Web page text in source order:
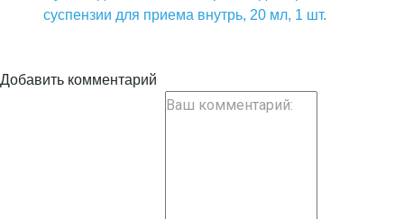
суспензии для приема внутрь, 20 мл, 1 шт.
Добавить комментарий